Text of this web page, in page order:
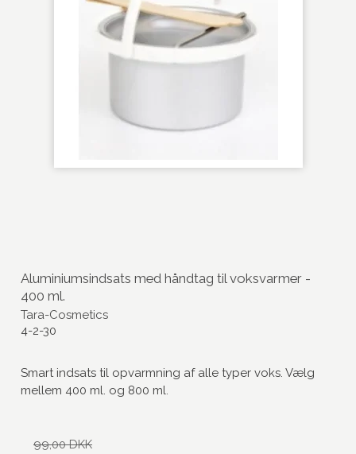
Aluminiumsindsats med håndtag til voksvarmer -
400 ml.
Tara-Cosmetics
4-2-30
Smart indsats til opvarmning af alle typer voks. Vælg
mellem 400 ml. og 800 ml.
99,00 DKK